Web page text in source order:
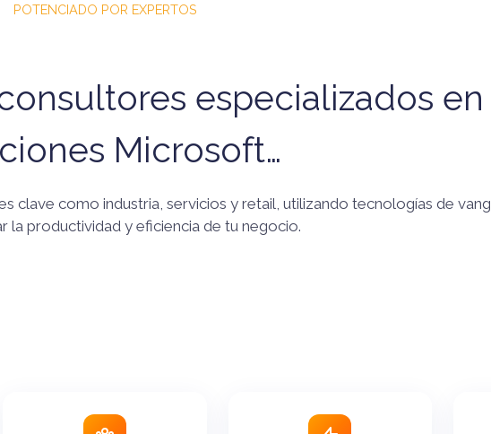
POTENCIADO POR EXPERTOS
especializados en
Microsoft…
clave como industria, servicios y retail, utilizando tecnologías de
la productividad y eficiencia de tu negocio.